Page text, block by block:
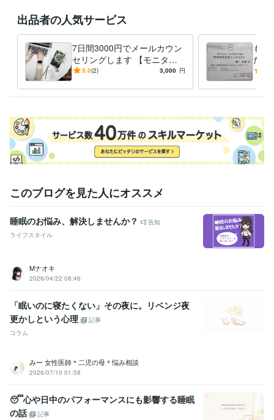
出品者の人気サービス
7日間3000円でメールカウン
セリングします 【モニター
価格残り１枠】１週間無制限
5.0(2) 3,000 円
もう
たの
眠健
提供
このブログを見た人にオススメ
睡眠のお悩み、解決しませんか？
告知
ライフスタイル
Mナオキ
2026/04/22 08:46
「眠いのに寝たくない」その夜に。リベンジ夜
更かしという心理
記事
コラム
みー 女性医師＊二児の母＊悩み相談
2026/07/10 01:58
😴心や日中のパフォーマンスにも影響する睡眠
の話
記事